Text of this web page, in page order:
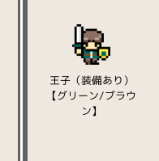
王子（装備あり）
【グリーン/ブラウ
ン】